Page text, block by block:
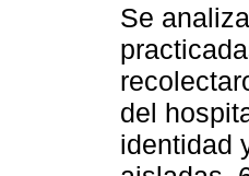
Se
del
identidad